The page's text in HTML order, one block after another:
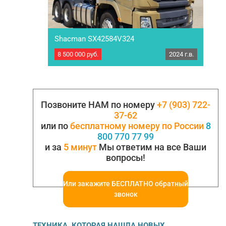
Седельный тягач Shacman SX42584V324 6×4,
Shacman SX42584V324
8 500 000 руб. 2024 г.в.
Позвоните НАМ по номеру+7 (903) 722-
37-62
или побесплатному номеру по России 8
800 770 77 99
и за 5 минут Мы ответим на все Ваши
вопросы!
Или закажите БЕСПЛАТНО обратный
звонок